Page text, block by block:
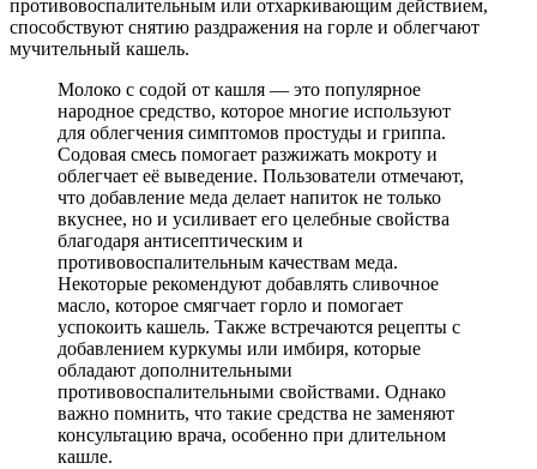
противовоспалительным или отхаркивающим действием,
способствуют снятию раздражения на горле и облегчают
мучительный кашель.
Молоко с содой от кашля — это популярное
народное средство, которое многие используют
для облегчения симптомов простуды и гриппа.
Содовая смесь помогает разжижать мокроту и
облегчает её выведение. Пользователи отмечают,
что добавление меда делает напиток не только
вкуснее, но и усиливает его целебные свойства
благодаря антисептическим и
противовоспалительным качествам меда.
Некоторые рекомендуют добавлять сливочное
масло, которое смягчает горло и помогает
успокоить кашель. Также встречаются рецепты с
добавлением куркумы или имбиря, которые
обладают дополнительными
противовоспалительными свойствами. Однако
важно помнить, что такие средства не заменяют
консультацию врача, особенно при длительном
кашле.